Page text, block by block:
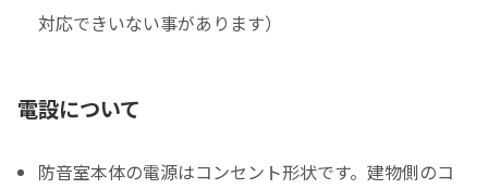
対応できいない事があります）
電設について
防音室本体の電源はコンセント形状です。建物側のコ